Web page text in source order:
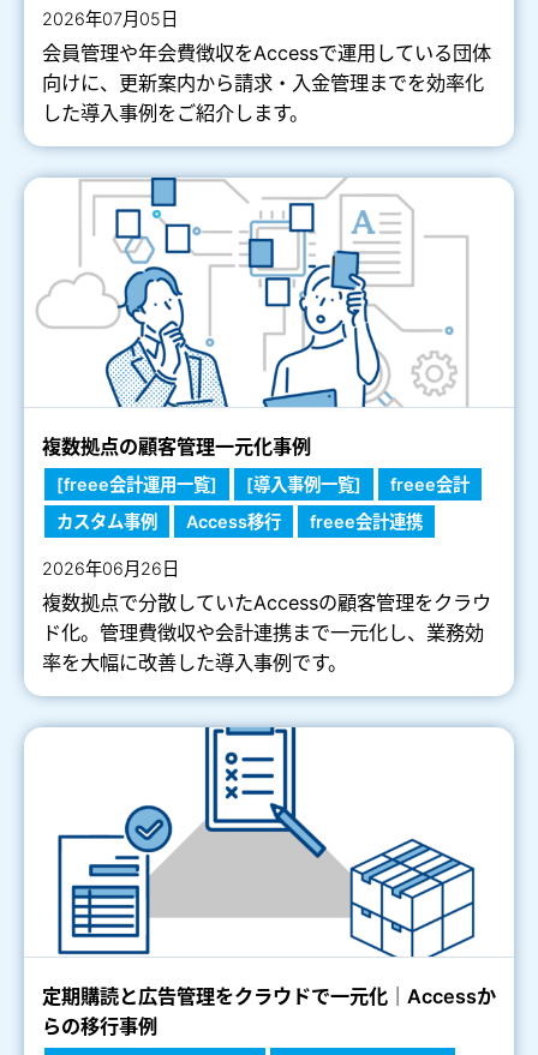
2026年07月05日
会員管理や年会費徴収をAccessで運用している団体
向けに、更新案内から請求・入金管理までを効率化
した導入事例をご紹介します。
複数拠点の顧客管理一元化事例
[freee会計運用一覧] [導入事例一覧]
freee会計
カスタム事例
Access移行 freee会計連携
2026年06月26日
複数拠点で分散していたAccessの顧客管理をクラウ
ド化。管理費徴収や会計連携まで一元化し、業務効
率を大幅に改善した導入事例です。
定期購読と広告管理をクラウドで一元化｜Accessか
らの移行事例